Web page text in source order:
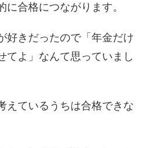
合格につながります。
好きだったので「年金だけ
てよ」なんて思っていまし
えているうちは合格できな